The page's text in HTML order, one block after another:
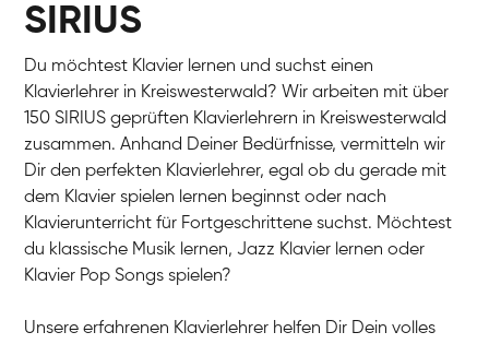
SIRIUS
Du möchtest Klavier lernen und suchst einen
Klavierlehrer in Kreiswesterwald? Wir arbeiten mit über
150 SIRIUS geprüften Klavierlehrern in Kreiswesterwald
zusammen. Anhand Deiner Bedürfnisse, vermitteln wir
Dir den perfekten Klavierlehrer, egal ob du gerade mit
dem Klavier spielen lernen beginnst oder nach
Klavierunterricht für Fortgeschrittene suchst. Möchtest
du klassische Musik lernen, Jazz Klavier lernen oder
Klavier Pop Songs spielen?
Unsere erfahrenen Klavierlehrer helfen Dir Dein volles